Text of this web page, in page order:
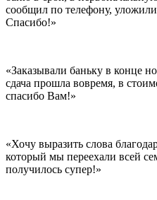
сообщил по телефону,
Спасибо!»
«Заказывали баньку в конце
сдача прошла вовремя, в
спасибо Вам!»
«Хочу выразить слова
который мы переехали всей
получилось супер!»